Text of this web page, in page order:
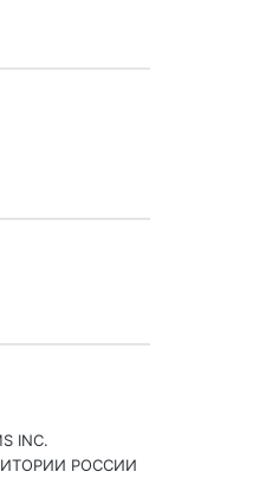
INC.
РОССИИ